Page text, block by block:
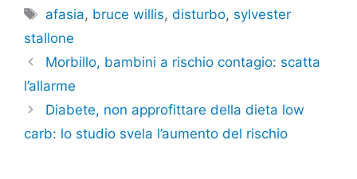
Tag
afasia, bruce willis,disturbo, sylvester
stallone
Morbillo, bambini a rischio contagio: scatta
l’allarme
Diabete, non approfittare della dieta low
carb: lo studio svela l’aumento del rischio